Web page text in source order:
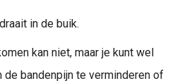
in de buik.
kan niet, maar je kunt wel
de bandenpijn te verminderen of